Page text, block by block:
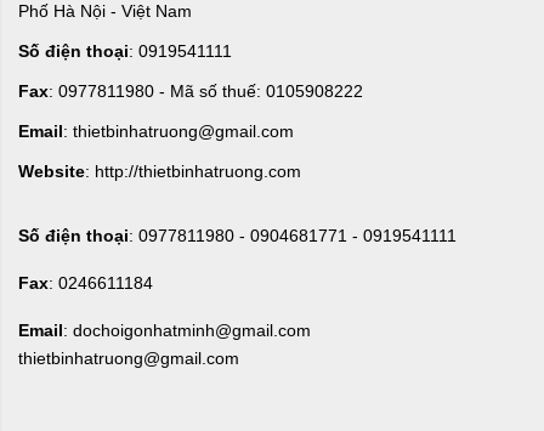
Phố Hà Nội - Việt Nam
Số điện thoại: 0919541111
Fax: 0977811980 - Mã số thuế: 0105908222
Email: thietbinhatruong@gmail.com
Website: http://thietbinhatruong.com
Số điện thoại: 0977811980 - 0904681771 - 0919541111
Fax: 0246611184
Email: dochoigonhatminh@gmail.com
thietbinhatruong@gmail.com